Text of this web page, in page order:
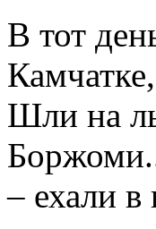
В тот
Шли на
– ехали в